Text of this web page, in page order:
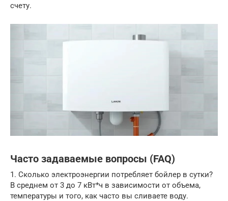
счету.
Часто задаваемые вопросы (FAQ)
1. Сколько электроэнергии потребляет бойлер в сутки?
В среднем от 3 до 7 кВт*ч в зависимости от объема,
температуры и того, как часто вы сливаете воду.